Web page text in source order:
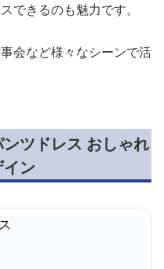
できるのも魅力です。
会など様々なシーンで活
ツドレス おしゃれ
ン